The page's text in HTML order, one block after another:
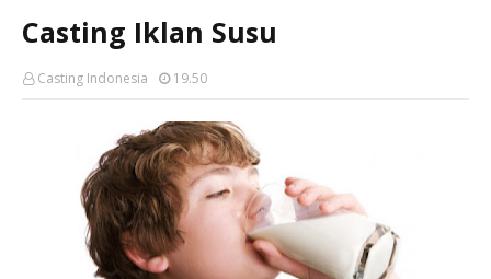
Casting Iklan Susu
Casting Indonesia 19.50